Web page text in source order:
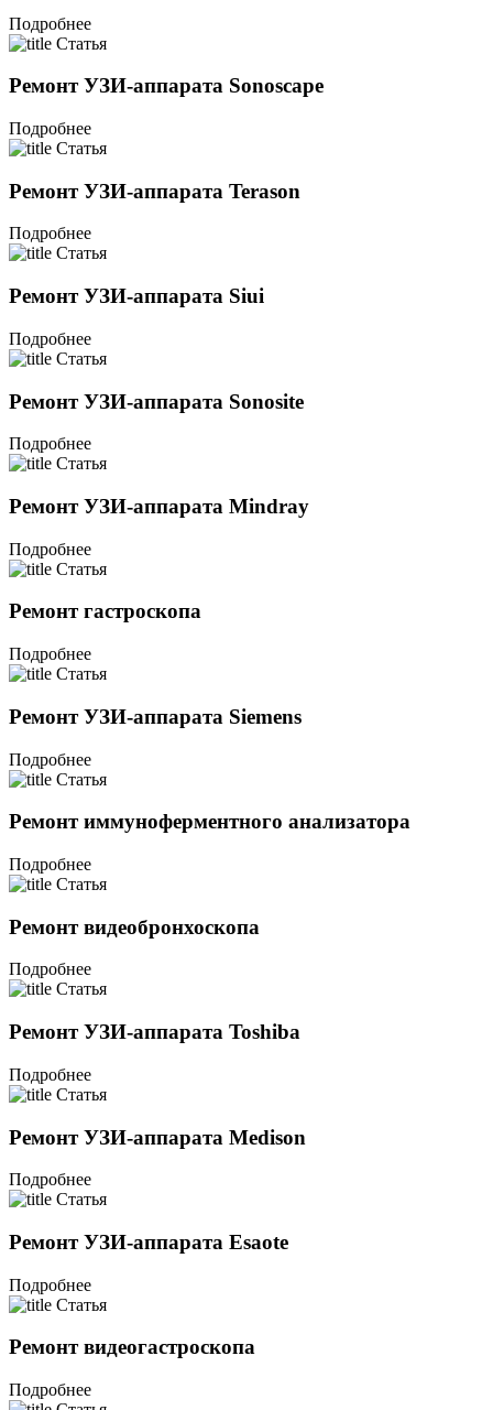
Подробнее
Статья
Ремонт УЗИ-аппарата Sonoscape
Подробнее
Статья
Ремонт УЗИ-аппарата Terason
Подробнее
Статья
Ремонт УЗИ-аппарата Siui
Подробнее
Статья
Ремонт УЗИ-аппарата Sonosite
Подробнее
Статья
Ремонт УЗИ-аппарата Mindray
Подробнее
Статья
Ремонт гастроскопа
Подробнее
Статья
Ремонт УЗИ-аппарата Siemens
Подробнее
Статья
Ремонт иммуноферментного анализатора
Подробнее
Статья
Ремонт видеобронхоскопа
Подробнее
Статья
Ремонт УЗИ-аппарата Toshiba
Подробнее
Статья
Ремонт УЗИ-аппарата Medison
Подробнее
Статья
Ремонт УЗИ-аппарата Esaote
Подробнее
Статья
Ремонт видеогастроскопа
Подробнее